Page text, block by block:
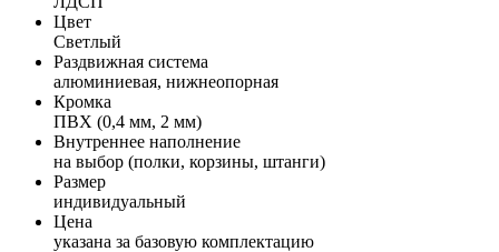
Цвет
Светлый
Раздвижная система
алюминиевая, нижнеопорная
Кромка
ПВХ (0,4 мм, 2 мм)
Внутреннее наполнение
на выбор (полки, корзины, штанги)
Размер
индивидуальный
Цена
указана за базовую комплектацию